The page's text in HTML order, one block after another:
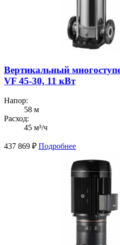
Вертикальный
VF 45-30, 11 кВт
Напор:
58 м
Расход:
45 м³/ч
437 869 ₽ Подробнее